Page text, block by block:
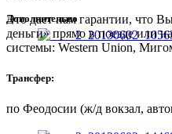
Дополнительно
Это дает нам гарантии, что
деньги» прямо в поезде или
системы: Western Union,
Трансфер:
по Феодосии (ж/д вокзал,